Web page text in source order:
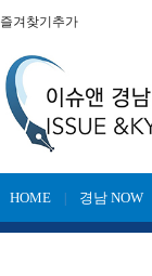
즐겨찾기추가
HOME 경남 NOW